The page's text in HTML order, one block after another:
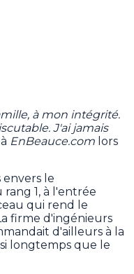
à mon intégrité.
J'ai jamais
EnBeauce.com lors
le
1, à l'entrée
qui rend le
firme d'ingénieurs
d'ailleurs à la
longtemps que le